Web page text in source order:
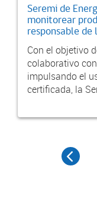
Seremi de
monitorear
responsable de
Con el objetivo
colaborativo
impulsando el
certificada, la